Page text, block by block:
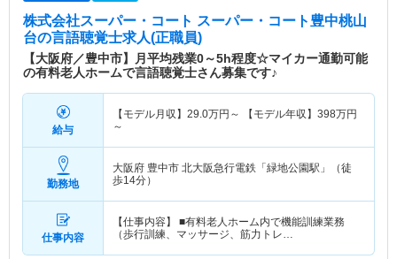
株式会社スーパー・コート スーパー・コート豊中桃山
台の言語聴覚士求人(正職員)
【大阪府／豊中市】月平均残業0～5h程度☆マイカー通勤可能
の有料老人ホームで言語聴覚士さん募集です♪
給与
【モデル月収】 29.0万円～ 【モデル年収】 398万円
～
勤務地
大阪府 豊中市 北大阪急行電鉄「緑地公園駅」（徒
歩14分）
仕事内容
【仕事内容】 ■有料老人ホーム内で機能訓練業務
（歩行訓練、マッサージ、筋力トレ…